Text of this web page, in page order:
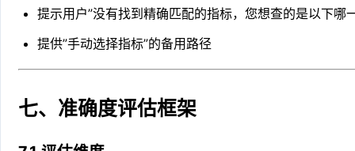
提示用户”没有找到精确匹配的指标，您想查的是以下哪
提供”手动选择指标”的备用路径
七、准确度评估框架